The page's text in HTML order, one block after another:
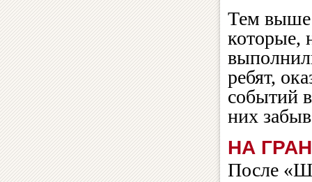
Тем выше
которые,
ребят,
событий
них
НА
После